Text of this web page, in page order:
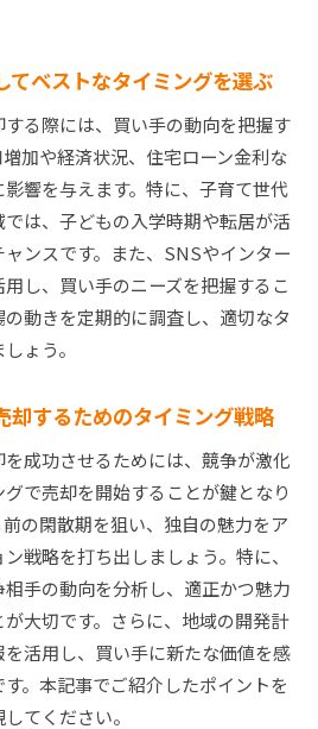
てベストなタイミングを選ぶ
る際には、買い手の動向を把握す
加や経済状況、住宅ローン金利な
響を与えます。特に、子育て世代
は、子どもの入学時期や転居が活
ンスです。また、SNSやインター
し、買い手のニーズを把握するこ
動きを定期的に調査し、適切なタ
ょう。
却するためのタイミング戦略
成功させるためには、競争が激化
で売却を開始することが鍵となり
の閑散期を狙い、独自の魅力をア
戦略を打ち出しましょう。特に、
手の動向を分析し、適正かつ魅力
大切です。さらに、地域の開発計
活用し、買い手に新たな価値を感
。本記事でご紹介したポイントを
てください。